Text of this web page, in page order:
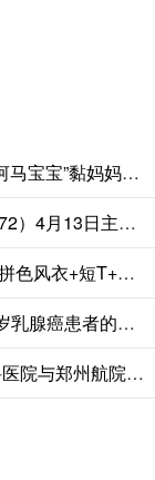
星合证券 长沙生态动物园“添新丁”，新生“河马宝宝”黏妈妈害羞超治愈
财盛证券 股票行情快报：东江环保（002672）4月13日主力资金净买入271.39万元
申捷策略 倪妮剪了短发后像换了个人！ 穿拼色风衣+短T+半身裙，时髦又高级！
汇鑫投配资 “现在家务我都能干！” 一位62岁乳腺癌患者的14年真实生活
惠红网 院校携手，共育英才| 河南三博脑科医院与郑州航院计算机学院签约合作